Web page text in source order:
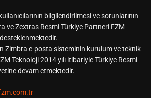
bilgilendirilmesi ve sorunlarının
ve Zextras Resmi Türkiye Partneri FZM
Zimbra e-posta sisteminin kurulum ve teknik
Teknoloji 2014 yılı itibariyle Türkiye Resmi
devam etmektedir.